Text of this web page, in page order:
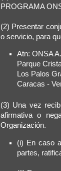
PROGRAMA
(2) Presentar
o servicio, para
Atn: ONSA
Parque
Los Palos
Caracas -
(3) Una vez
afirmativa o
Organización.
(i) En caso
partes,